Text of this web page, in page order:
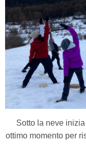
Sotto la neve
ottimo momento per